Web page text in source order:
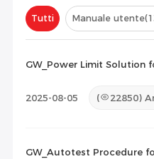
Tutti Manuale utente
GW_Power Limit Solution
2025-08-05 ( 22850)
GW_Autotest Procedure